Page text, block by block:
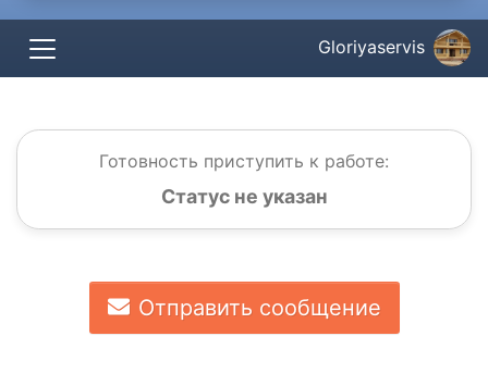
Gloriyaservis
Готовность приступить к работе:
Статус не указан
Отправить сообщение